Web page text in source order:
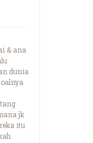
& ana
dunia
jk
itu